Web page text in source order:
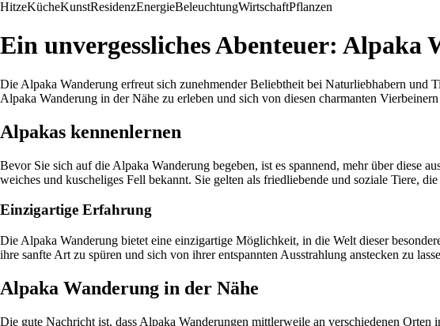
HitzeKücheKunstResidenzEnergieBeleuchtungWirtschaftPflanzen
Ein unvergessliches Abenteuer: Alpaka
Die Alpaka Wanderung erfreut sich zunehmender Beliebtheit bei Naturliebhabern und
Alpaka Wanderung in der Nähe zu erleben und sich von diesen charmanten
Alpakas kennenlernen
Bevor Sie sich auf die Alpaka Wanderung begeben, ist es spannend, mehr über diese
weiches und kuscheliges Fell bekannt. Sie gelten als friedliebende und soziale Tiere,
Einzigartige Erfahrung
Die Alpaka Wanderung bietet eine einzigartige Möglichkeit, in die Welt dieser
ihre sanfte Art zu spüren und sich von ihrer entspannten Ausstrahlung anstecken zu
Alpaka Wanderung in der Nähe
Die gute Nachricht ist, dass Alpaka Wanderungen mittlerweile an verschiedenen